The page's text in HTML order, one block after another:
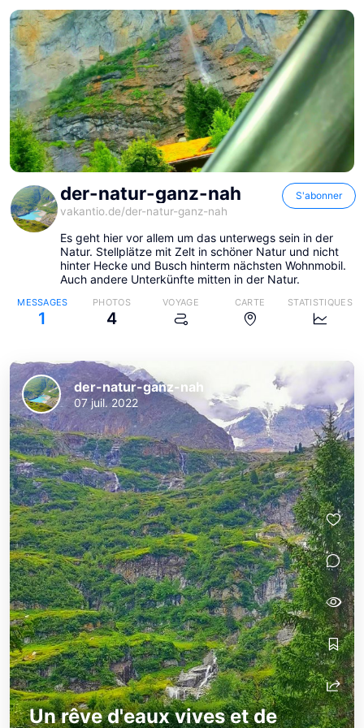
der-natur-ganz-nah
der-natur-ganz-nah
vakantio.de/der-natur-ganz-nah
S'abonner
der-natur-ganz-nah
Es geht hier vor allem um das unterwegs sein in der
Natur. Stellplätze mit Zelt in schöner Natur und nicht
hinter Hecke und Busch hinterm nächsten Wohnmobil.
Auch andere Unterkünfte mitten in der Natur.
MESSAGES
1
PHOTOS
4
VOYAGE CARTE STATISTIQUES
Un rêve d'eaux vives et de
der-natur-ganz-nah
07 juil. 2022